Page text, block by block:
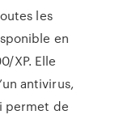
les
en
XP. Elle
antivirus,
permet de